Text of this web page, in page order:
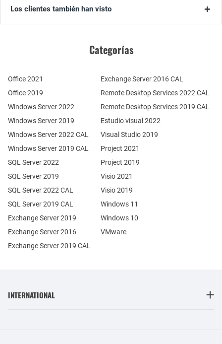
Los clientes también han visto
Categorías
Office 2021
Office 2019
Windows Server 2022
Windows Server 2019
Exchange Server 2019
Exchange Server 2016
SQL Server 2022
SQL Server 2019
Windows Server 2022 CAL
Windows Server 2019 CAL
SQL Server 2022 CAL
SQL Server 2019 CAL
Remote Desktop Services 2022 CAL
Remote Desktop Services 2019 CAL
Exchange Server 2019 CAL
Exchange Server 2016 CAL
Estudio visual 2022
Visual Studio 2019
Project 2021
Project 2019
Visio 2021
Visio 2019
Windows 11
Windows 10
VMware
INTERNATIONAL